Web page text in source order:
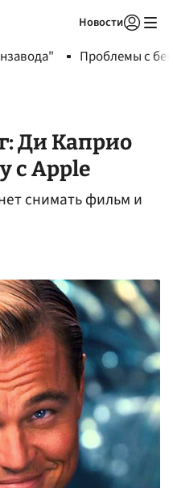
Новости
Проблемы с
Ди Каприо
с Apple
снимать фильм и